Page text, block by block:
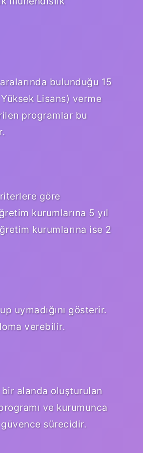
bulunduğu 15
Lisans) verme
programlar bu
göre
kurumlarına 5 yıl
kurumlarına ise 2
uymadığını gösterir.
verebilir.
bir alanda oluşturulan
ve kurumunca
güvence sürecidir.